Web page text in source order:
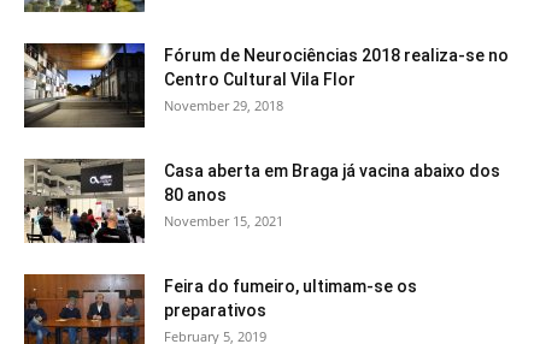
Fórum de Neurociências 2018 realiza-se no
Centro Cultural Vila Flor
November 29, 2018
Casa aberta em Braga já vacina abaixo dos
80 anos
November 15, 2021
Feira do fumeiro, ultimam-se os
preparativos
February 5, 2019